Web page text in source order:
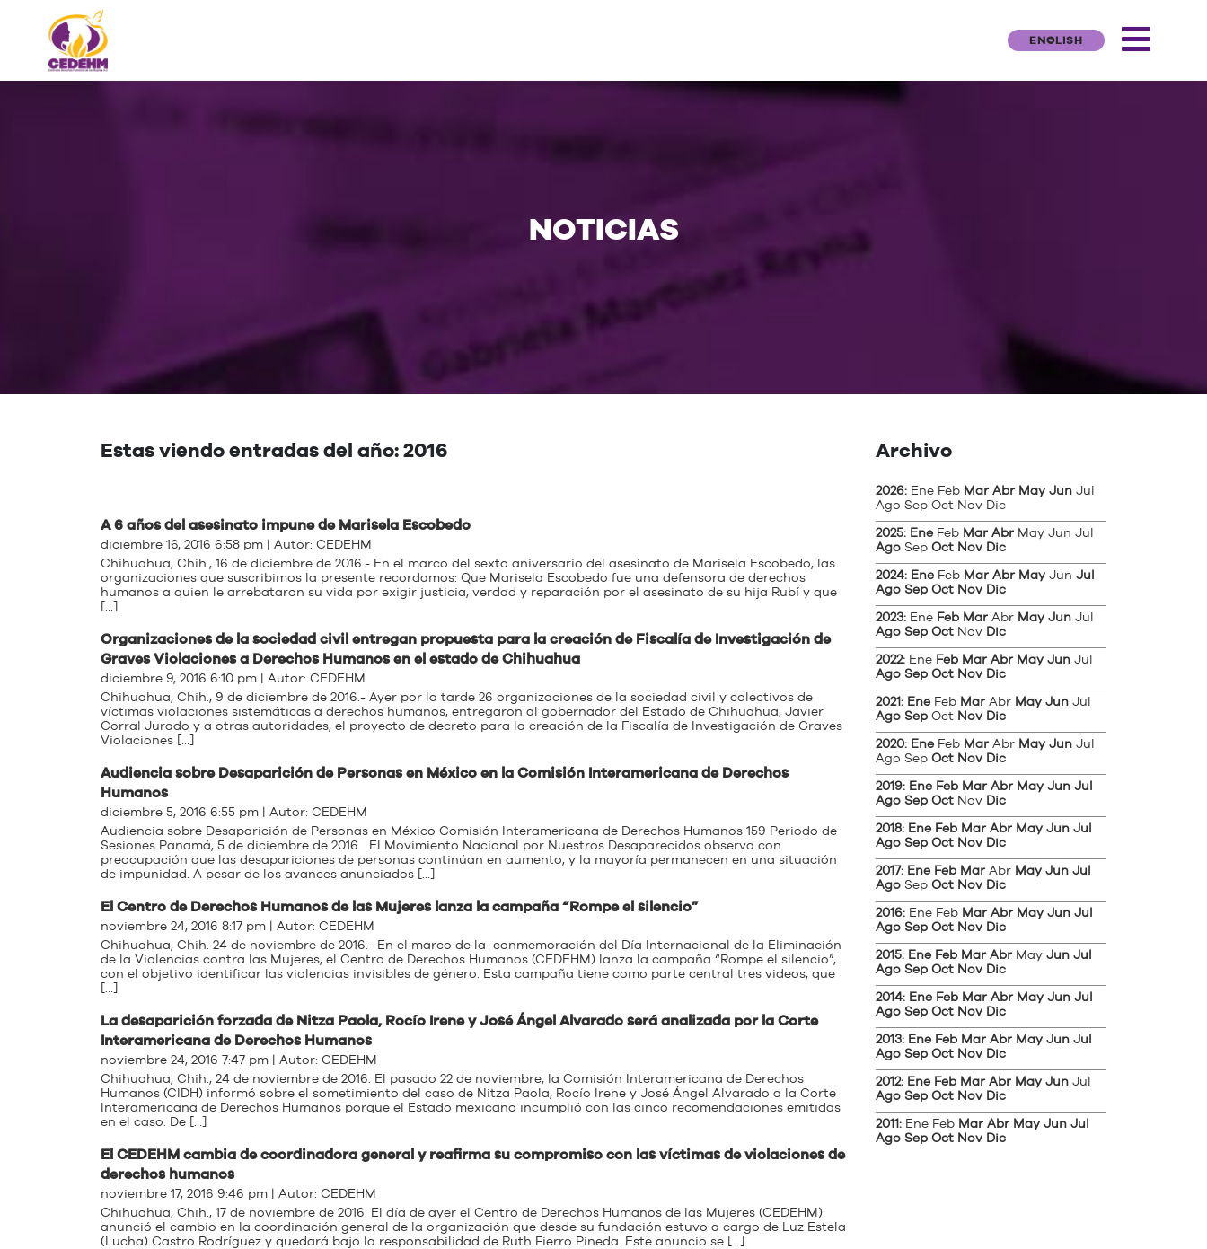
ENGLISH
NOTICIAS
Estas viendo entradas del año: 2016
A 6 años del asesinato impune de Marisela Escobedo
diciembre 16, 2016 6:58 pm | Autor: CEDEHM
Chihuahua, Chih., 16 de diciembre de 2016.- En el marco del sexto aniversario del asesinato de Marisela Escobedo, las
organizaciones que suscribimos la presente recordamos: Que Marisela Escobedo fue una defensora de derechos
humanos a quien le arrebataron su vida por exigir justicia, verdad y reparación por el asesinato de su hija Rubí y que
[…]
Organizaciones de la sociedad civil entregan propuesta para la creación de Fiscalía de Investigación de
Graves Violaciones a Derechos Humanos en el estado de Chihuahua
diciembre 9, 2016 6:10 pm | Autor: CEDEHM
Chihuahua, Chih., 9 de diciembre de 2016.- Ayer por la tarde 26 organizaciones de la sociedad civil y colectivos de
víctimas violaciones sistemáticas a derechos humanos, entregaron al gobernador del Estado de Chihuahua, Javier
Corral Jurado y a otras autoridades, el proyecto de decreto para la creación de la Fiscalía de Investigación de Graves
Violaciones […]
Audiencia sobre Desaparición de Personas en México en la Comisión Interamericana de Derechos
Humanos
diciembre 5, 2016 6:55 pm | Autor: CEDEHM
Audiencia sobre Desaparición de Personas en México Comisión Interamericana de Derechos Humanos 159 Periodo de
Sesiones Panamá, 5 de diciembre de 2016 El Movimiento Nacional por Nuestros Desaparecidos observa con
preocupación que las desapariciones de personas continúan en aumento, y la mayoría permanecen en una situación
de impunidad. A pesar de los avances anunciados […]
El Centro de Derechos Humanos de las Mujeres lanza la campaña “Rompe el silencio”
noviembre 24, 2016 8:17 pm | Autor: CEDEHM
Chihuahua, Chih. 24 de noviembre de 2016.- En el marco de la conmemoración del Día Internacional de la Eliminación
de la Violencias contra las Mujeres, el Centro de Derechos Humanos (CEDEHM) lanza la campaña “Rompe el silencio”,
con el objetivo identificar las violencias invisibles de género. Esta campaña tiene como parte central tres videos, que
[…]
La desaparición forzada de Nitza Paola, Rocío Irene y José Ángel Alvarado será analizada por la Corte
Interamericana de Derechos Humanos
noviembre 24, 2016 7:47 pm | Autor: CEDEHM
Chihuahua, Chih., 24 de noviembre de 2016. El pasado 22 de noviembre, la Comisión Interamericana de Derechos
Humanos (CIDH) informó sobre el sometimiento del caso de Nitza Paola, Rocío Irene y José Ángel Alvarado a la Corte
Interamericana de Derechos Humanos porque el Estado mexicano incumplió con las cinco recomendaciones emitidas
en el caso. De […]
El CEDEHM cambia de coordinadora general y reafirma su compromiso con las víctimas de violaciones de
derechos humanos
noviembre 17, 2016 9:46 pm | Autor: CEDEHM
Chihuahua, Chih., 17 de noviembre de 2016. El día de ayer el Centro de Derechos Humanos de las Mujeres (CEDEHM)
anunció el cambio en la coordinación general de la organización que desde su fundación estuvo a cargo de Luz Estela
(Lucha) Castro Rodríguez y quedará bajo la responsabilidad de Ruth Fierro Pineda. Este anuncio se […]
Archivo
2026: Ene Feb Mar Abr May Jun Jul
Ago Sep Oct Nov Dic
2025: Ene Feb Mar Abr May Jun Jul
Ago Sep Oct Nov Dic
2024: Ene Feb Mar Abr May Jun Jul
Ago Sep Oct Nov Dic
2023: Ene Feb Mar Abr May Jun Jul
Ago Sep Oct Nov Dic
2022: Ene Feb Mar Abr May Jun Jul
Ago Sep Oct Nov Dic
2021: Ene Feb Mar Abr May Jun Jul
Ago Sep Oct Nov Dic
2020: Ene Feb Mar Abr May Jun Jul
Ago Sep Oct Nov Dic
2019: Ene Feb Mar Abr May Jun Jul
Ago Sep Oct Nov Dic
2018: Ene Feb Mar Abr May Jun Jul
Ago Sep Oct Nov Dic
2017: Ene Feb Mar Abr May Jun Jul
Ago Sep Oct Nov Dic
2016: Ene Feb Mar Abr May Jun Jul
Ago Sep Oct Nov Dic
2015: Ene Feb Mar Abr May Jun Jul
Ago Sep Oct Nov Dic
2014: Ene Feb Mar Abr May Jun Jul
Ago Sep Oct Nov Dic
2013: Ene Feb Mar Abr May Jun Jul
Ago Sep Oct Nov Dic
2012: Ene Feb Mar Abr May Jun Jul
Ago Sep Oct Nov Dic
2011: Ene Feb Mar Abr May Jun Jul
Ago Sep Oct Nov Dic